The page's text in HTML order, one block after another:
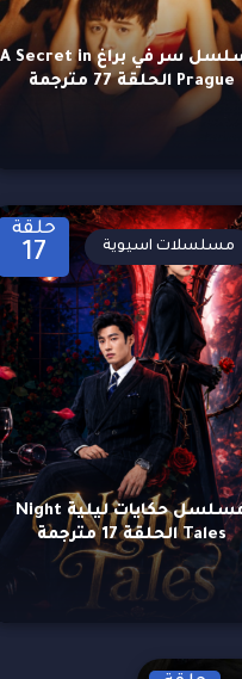
مسلسل سر في براغ A Secret in
Prague الحلقة 77 مترجمة
حلقة
17
مسلسل حكايات ليلية Night
Tales الحلقة 17 مترجمة
مسلسلات اسيوية